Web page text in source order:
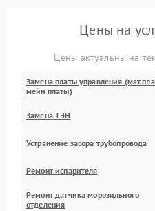
Цены на
Цены актуальны на
Замена платы управления
мейн платы)
Замена ТЭН
Устранение засора трубопровода
Ремонт испарителя
Ремонт датчика морозильного
отделения